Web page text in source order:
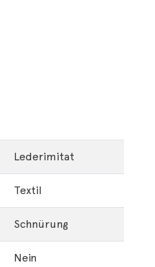
Lederimitat
Textil
Schnürung
Nein